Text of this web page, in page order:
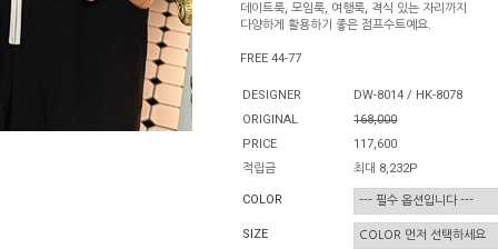
데이트룩, 모임룩, 여행룩, 격식 있는 자리까지
다양하게 활용하기 좋은 점프수트예요.
FREE 44-77
DESIGNER
DW-8014 / HK-8078
ORIGINAL
168,000
PRICE
117,600
적립금
최대 8,232P
COLOR
SIZE